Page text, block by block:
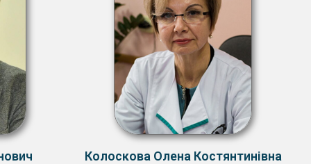
Колоскова Олена Костянтинівна